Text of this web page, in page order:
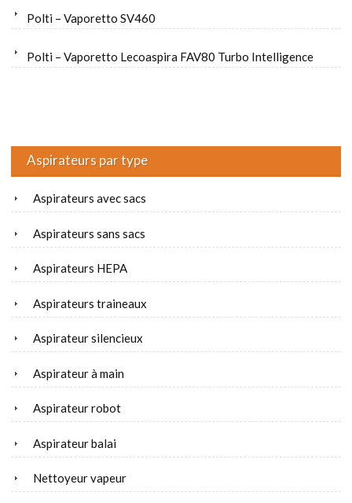
Polti – Vaporetto SV460
Polti – Vaporetto Lecoaspira FAV80 Turbo Intelligence
Aspirateurs par type
Aspirateurs avec sacs
Aspirateurs sans sacs
Aspirateurs HEPA
Aspirateurs traineaux
Aspirateur silencieux
Aspirateur à main
Aspirateur robot
Aspirateur balai
Nettoyeur vapeur